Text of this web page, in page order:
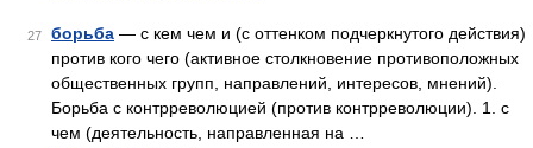
27 борьба — с кем чем и (с оттенком подчеркнутого действия)
против кого чего (активное столкновение противоположных
общественных групп, направлений, интересов, мнений).
Борьба с контрреволюцией (против контрреволюции). 1. с
чем (деятельность, направленная на …